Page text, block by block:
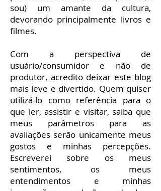
sou) um amante da cultura,
devorando principalmente livros e
filmes.
Com a perspectiva de
usuário/consumidor e não de
produtor, acredito deixar este blog
mais leve e divertido. Quem quiser
utilizá-lo como referência para o
que ler, assistir e visitar, saiba que
meus parâmetros para as
avaliações serão unicamente meus
gostos e minhas percepções.
Escreverei sobre os meus
sentimentos, os meus
entendimentos e minhas